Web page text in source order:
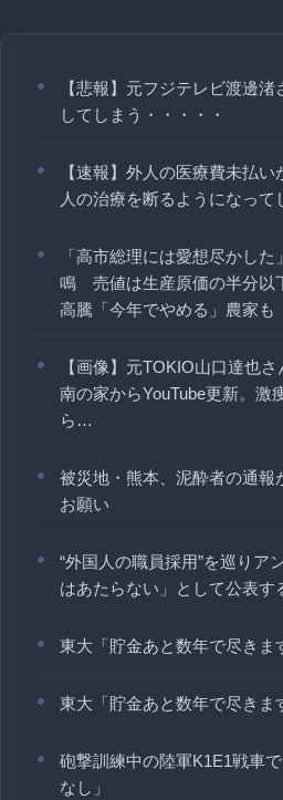
【悲報】元フジテレビ渡邊
してしまう・・・・・
【速報】外人の医療費未払
人の治療を断るようになって
「高市総理には愛想尽かし
鳴 売値は生産原価の半分以
高騰「今年でやめる」農家も
【画像】元TOKIO山口達也
南の家からYouTube更新。激
ら…
被災地・熊本、泥酔者の通報
お願い
“外国人の職員採用”を巡り
はあたらない」として公表
東大「貯金あと数年で尽き
東大「貯金あと数年で尽き
砲撃訓練中の陸軍K1E1戦車
なし」